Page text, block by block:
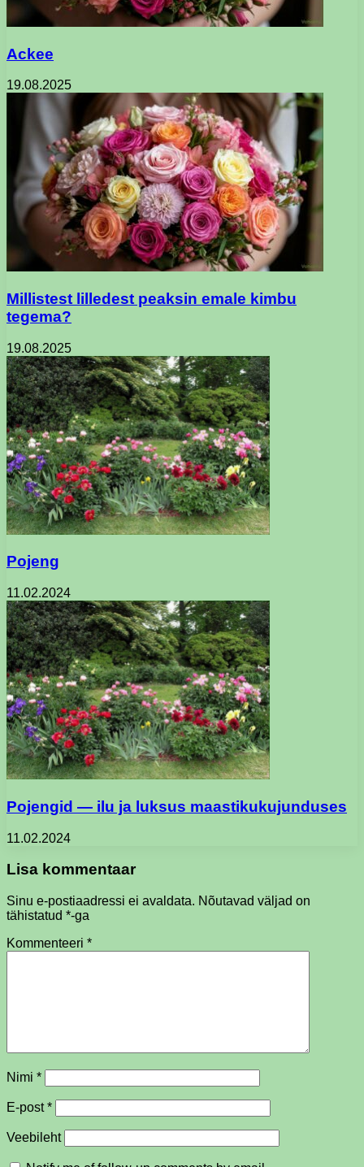
Ackee
19.08.2025
Millistest lilledest peaksin emale kimbu
tegema?
19.08.2025
Pojeng
11.02.2024
Pojengid — ilu ja luksus maastikukujunduses
11.02.2024
Lisa kommentaar
Sinu e-postiaadressi ei avaldata. Nõutavad väljad on
tähistatud *-ga
Kommenteeri *
Nimi *
E-post*
Veebileht